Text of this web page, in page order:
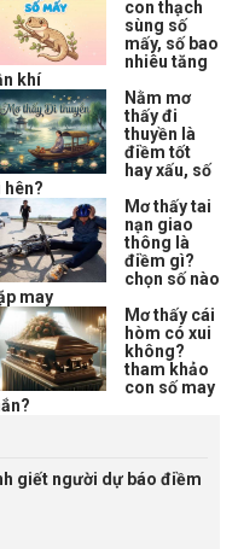
con thạch
sùng số
mấy, số bao
nhiêu tăng
khí
Nằm mơ
thấy đi
thuyền là
điềm tốt
hay xấu, số
hên?
Mơ thấy tai
nạn giao
thông là
điềm gì?
chọn số nào
may
Mơ thấy cái
hòm có xui
không?
tham khảo
con số may
giết người dự báo điềm